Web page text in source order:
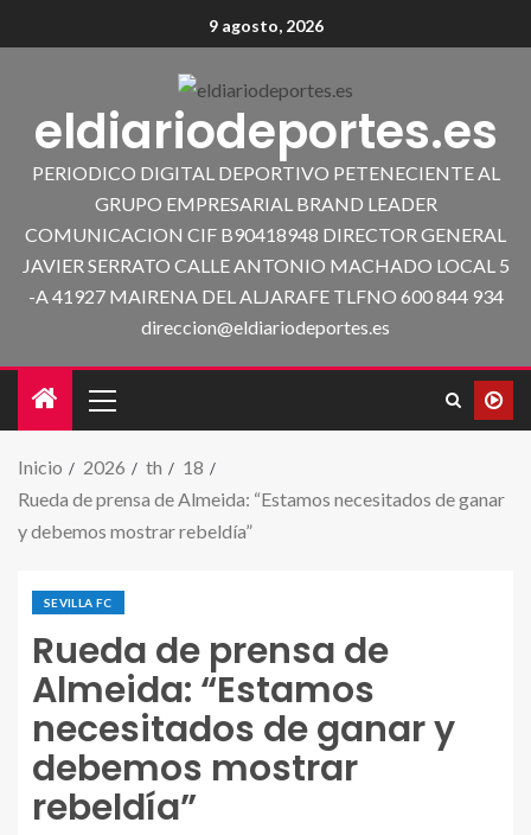
9 agosto, 2026
eldiariodeportes.es
PERIODICO DIGITAL DEPORTIVO PETENECIENTE AL
GRUPO EMPRESARIAL BRAND LEADER
COMUNICACION CIF B90418948 DIRECTOR GENERAL
JAVIER SERRATO CALLE ANTONIO MACHADO LOCAL 5
-A 41927 MAIRENA DEL ALJARAFE TLFNO 600 844 934
direccion@eldiariodeportes.es
Inicio 2026 th
18
Rueda de prensa de Almeida: “Estamos necesitados de ganar
y debemos mostrar rebeldía”
SEVILLA FC
Rueda de prensa de
Almeida: “Estamos
necesitados de ganar y
debemos mostrar
rebeldía”